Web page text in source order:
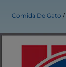
Comida De Gato